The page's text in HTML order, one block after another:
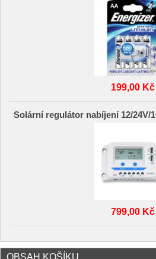
199,00 Kč
Solární regulátor nabíjení 12/24V/
799,00 Kč
OBSAH KOŠÍKU